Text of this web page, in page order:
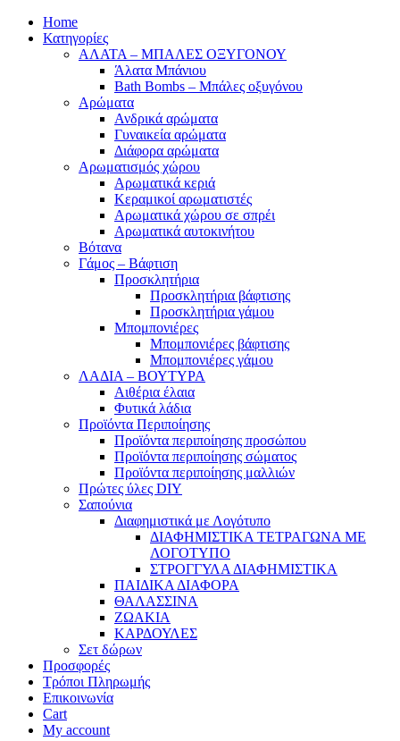
Home
Κατηγορίες
ΑΛΑΤΑ – ΜΠΑΛΕΣ ΟΞΥΓΟΝΟΥ
Άλατα Μπάνιου
Bath Bombs – Μπάλες οξυγόνου
Αρώματα
Ανδρικά αρώματα
Γυναικεία αρώματα
Διάφορα αρώματα
Αρωματισμός χώρου
Αρωματικά κεριά
Kεραμικοί αρωματιστές
Αρωματικά χώρου σε σπρέι
Aρωματικά αυτοκινήτου
Βότανα
Γάμος – Βάφτιση
Προσκλητήρια
Προσκλητήρια βάφτισης
Προσκλητήρια γάμου
Μπομπονιέρες
Μπομπονιέρες βάφτισης
Μπομπονιέρες γάμου
ΛΑΔΙΑ – ΒΟΥΤΥΡΑ
Αιθέρια έλαια
Φυτικά λάδια
Προϊόντα Περιποίησης
Προϊόντα περιποίησης προσώπου
Προϊόντα περιποίησης σώματος
Προϊόντα περιποίησης μαλλιών
Πρώτες ύλες DIY
Σαπούνια
Διαφημιστικά με Λογότυπο
ΔΙΑΦΗΜΙΣΤΙΚΑ ΤΕΤΡΑΓΩΝΑ ΜΕ
ΛΟΓΟΤΥΠΟ
ΣΤΡΟΓΓΥΛΑ ΔΙΑΦΗΜΙΣΤΙΚΑ
ΠΑΙΔΙΚΑ ΔΙΑΦΟΡΑ
ΘΑΛΑΣΣΙΝΑ
ΖΩΑΚΙΑ
ΚΑΡΔΟΥΛΕΣ
Σετ δώρων
Προσφορές
Τρόποι Πληρωμής
Επικοινωνία
Cart
My account